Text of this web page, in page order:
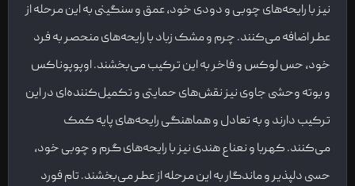
نیز با رایحه‌های چوبی و دودی خود، عمق و سنگینی به این مرحله از
عطر اضافه می‌کنند. چرم و مشک زباد با رایحه‌های منحصر به فرد
خود، حس لوکس و فاخر به این ترکیب می‌بخشند. اوپوپوناکس
و بوته وحشی جاوی نیز نقش‌های حمایتی و تکمیل‌کننده‌ای در این
ترکیب دارند و به تعادل و هماهنگی رایحه‌های پایه کمک
می‌کنند. کهربا و نعناع هندی نیز با رایحه‌های گرم و چوبی خود،
حسی دلپذیر و ماندگار به این مرحله از عطر می‌بخشند. تام فورد